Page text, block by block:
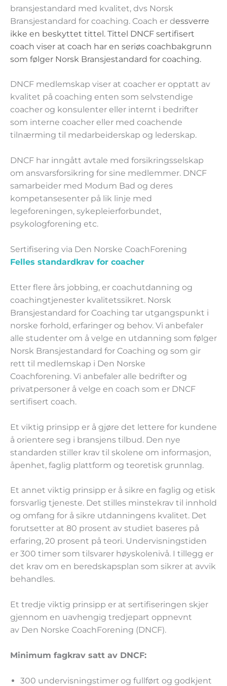
bransjestandard med kvalitet, dvs Norsk
Bransjestandard for coaching. Coach er dessverre
ikke en beskyttet tittel. Tittel DNCF sertifisert
coach viser at coach har en seriøs coachbakgrunn
som følger Norsk Bransjestandard for coaching.
DNCF medlemskap viser at coacher er opptatt av
kvalitet på coaching enten som selvstendige
coacher og konsulenter eller internt i bedrifter
som interne coacher eller med coachende
tilnærming til medarbeiderskap og lederskap.
DNCF har inngått avtale med forsikringsselskap
om ansvarsforsikring for sine medlemmer. DNCF
samarbeider med Modum Bad og deres
kompetansesenter på lik linje med
legeforeningen, sykepleierforbundet,
psykologforening etc.
Sertifisering via Den Norske CoachForening
Felles standardkrav for coacher
Etter flere års jobbing, er coachutdanning og
coachingtjenester kvalitetssikret. Norsk
Bransjestandard for Coaching tar utgangspunkt i
norske forhold, erfaringer og behov. Vi anbefaler
alle studenter om å velge en utdanning som følger
Norsk Bransjestandard for Coaching og som gir
rett til medlemskap i Den Norske
Coachforening. Vi anbefaler alle bedrifter og
privatpersoner å velge en coach som er DNCF
sertifisert coach.
Et viktig prinsipp er å gjøre det lettere for kundene
å orientere seg i bransjens tilbud. Den nye
standarden stiller krav til skolene om informasjon,
åpenhet, faglig plattform og teoretisk grunnlag.
Et annet viktig prinsipp er å sikre en faglig og etisk
forsvarlig tjeneste. Det stilles minstekrav til innhold
og omfang for å sikre utdanningens kvalitet. Det
forutsetter at 80 prosent av studiet baseres på
erfaring, 20 prosent på teori. Undervisningstiden
er 300 timer som tilsvarer høyskolenivå. I tillegg er
det krav om en beredskapsplan som sikrer at avvik
behandles.
Et tredje viktig prinsipp er at sertifiseringen skjer
gjennom en uavhengig tredjepart oppnevnt
av Den Norske CoachForening (DNCF).
Minimum fagkrav satt av DNCF:
300 undervisningstimer og fullført og godkjent